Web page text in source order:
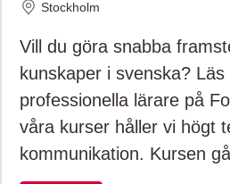
Plats
Stockholm
Vill du göra snabba
kunskaper i svenska?
professionella lärare på
våra kurser håller vi högt
kommunikation. Kursen